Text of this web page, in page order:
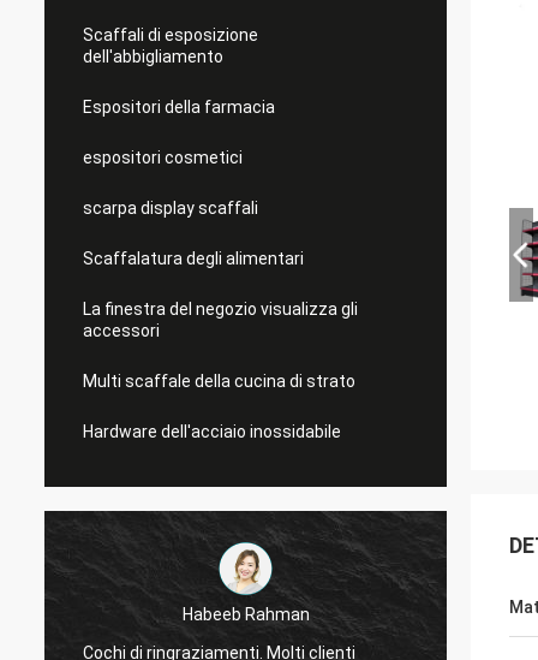
Scaffali di esposizione
dell'abbigliamento
Espositori della farmacia
espositori cosmetici
scarpa display scaffali
Scaffalatura degli alimentari
La finestra del negozio visualizza gli
accessori
Multi scaffale della cucina di strato
Hardware dell'acciaio inossidabile
Galletti di Marco
Voi sempre fatto un buon lavoro per me!